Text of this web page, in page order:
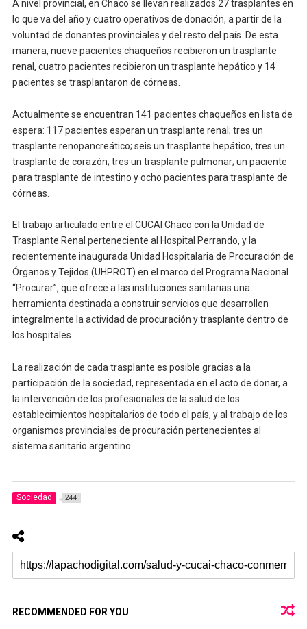
A nivel provincial, en Chaco se llevan realizados 27 trasplantes en
lo que va del año y cuatro operativos de donación, a partir de la
voluntad de donantes provinciales y del resto del país. De esta
manera, nueve pacientes chaqueños recibieron un trasplante
renal, cuatro pacientes recibieron un trasplante hepático y 14
pacientes se trasplantaron de córneas.
Actualmente se encuentran 141 pacientes chaqueños en lista de
espera: 117 pacientes esperan un trasplante renal; tres un
trasplante renopancreático; seis un trasplante hepático, tres un
trasplante de corazón; tres un trasplante pulmonar; un paciente
para trasplante de intestino y ocho pacientes para trasplante de
córneas.
El trabajo articulado entre el CUCAI Chaco con la Unidad de
Trasplante Renal perteneciente al Hospital Perrando, y la
recientemente inaugurada Unidad Hospitalaria de Procuración de
Órganos y Tejidos (UHPROT) en el marco del Programa Nacional
“Procurar”, que ofrece a las instituciones sanitarias una
herramienta destinada a construir servicios que desarrollen
integralmente la actividad de procuración y trasplante dentro de
los hospitales.
La realización de cada trasplante es posible gracias a la
participación de la sociedad, representada en el acto de donar, a
la intervención de los profesionales de la salud de los
establecimientos hospitalarios de todo el país, y al trabajo de los
organismos provinciales de procuración pertenecientes al
sistema sanitario argentino.
Sociedad 244
RECOMMENDED FOR YOU